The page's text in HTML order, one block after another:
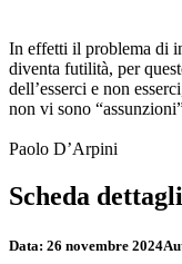
In effetti il problema di
diventa futilità, per
dell’esserci e non
non vi sono
Paolo D’Arpini
Scheda
Data: 26 novembre 2024